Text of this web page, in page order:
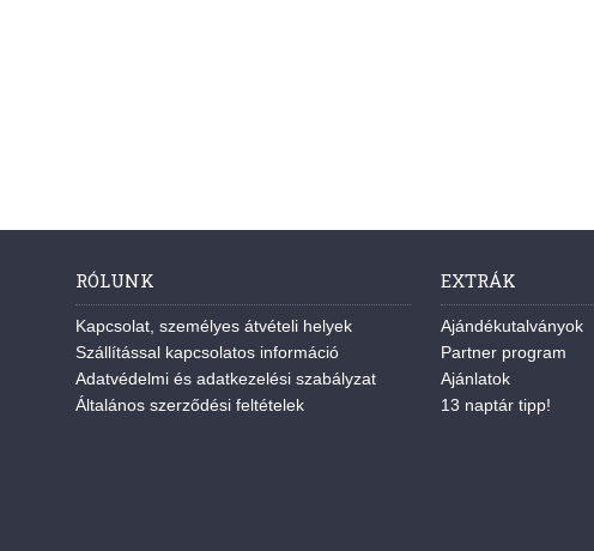
RÓLUNK
Kapcsolat, személyes átvételi helyek
Szállítással kapcsolatos információ
Adatvédelmi és adatkezelési szabályzat
Általános szerződési feltételek
EXTRÁK
Ajándékutalványok
Partner program
Ajánlatok
13 naptár tipp!